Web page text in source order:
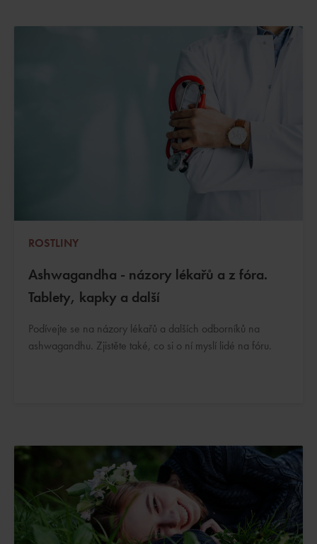
ROSTLINY
Ashwagandha - názory lékařů a z fóra.
Tablety, kapky a další
Podívejte se na názory lékařů a dalších odborníků na
ashwagandhu. Zjistěte také, co si o ní myslí lidé na fóru.